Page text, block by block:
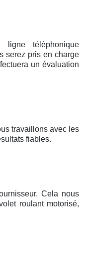
téléphonique
serez pris en charge
un évaluation
travaillons avec les
fiables.
Cela nous
roulant motorisé,